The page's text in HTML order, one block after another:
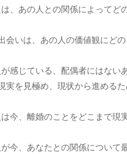
、あの人との関係によってど
会いは、あの人の価値観にど
感じている、配偶者にはない
実を見極め、現状から進める
今、離婚のことをどこまで現
今、あなたとの関係について